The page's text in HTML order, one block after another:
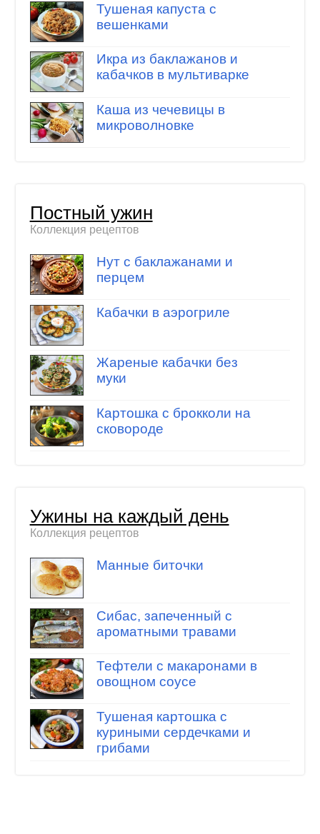
Тушеная капуста с
вешенками
Икра из баклажанов и
кабачков в мультиварке
Каша из чечевицы в
микроволновке
Постный ужин
Коллекция рецептов
Нут с баклажанами и
перцем
Кабачки в аэрогриле
Жареные кабачки без
муки
Картошка с брокколи на
сковороде
Ужины на каждый день
Коллекция рецептов
Манные биточки
Сибас, запеченный с
ароматными травами
Тефтели с макаронами в
овощном соусе
Тушеная картошка с
куриными сердечками и
грибами